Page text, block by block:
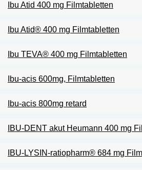
Ibu Atid 400 mg Filmtabletten
Ibu Atid® 400 mg Filmtabletten
Ibu TEVA® 400 mg Filmtabletten
Ibu-acis 600mg, Filmtabletten
Ibu-acis 800mg retard
IBU-DENT akut Heumann 400 mg
IBU-LYSIN-ratiopharm® 684 mg